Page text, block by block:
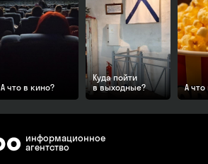
А что в кино?
Куда пойти
в выходные?
А что
информационное
агентство